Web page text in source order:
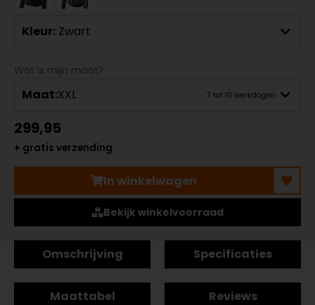
Kleur: Zwart
Wat is mijn maat?
Maat:XXL 7 tot 10 werkdagen
299,95
+ gratis verzending
In winkelwagen
Bekijk winkelvoorraad
Omschrijving Specificaties
Maattabel Reviews